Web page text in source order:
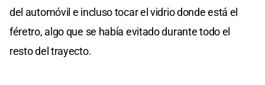
del automóvil e incluso tocar el vidrio donde está el
féretro, algo que se había evitado durante todo el
resto del trayecto.